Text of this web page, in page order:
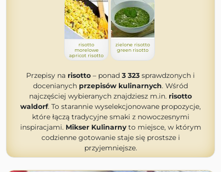
risotto
morelowe
apricot risotto
zielone risotto
green risotto
Przepisy na risotto – ponad 3 323 sprawdzonych i
docenianych przepisów kulinarnych. Wśród
najczęściej wybieranych znajdziesz m.in. risotto
waldorf. To starannie wyselekcjonowane propozycje,
które łączą tradycyjne smaki z nowoczesnymi
inspiracjami. Mikser Kulinarnyto miejsce, w którym
codzienne gotowanie staje się prostsze i
przyjemniejsze.